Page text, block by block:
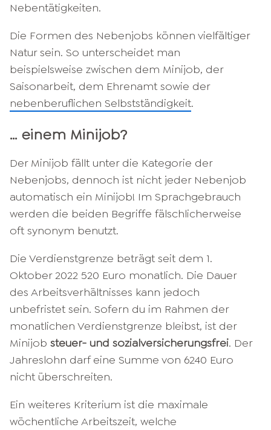
Nebentätigkeiten.
Die Formen des Nebenjobs können vielfältiger
Natur sein. So unterscheidet man
beispielsweise zwischen dem Minijob, der
Saisonarbeit, dem Ehrenamt sowie der
nebenberuflichen Selbstständigkeit.
… einem Minijob?
Der Minijob fällt unter die Kategorie der
Nebenjobs, dennoch ist nicht jeder Nebenjob
automatisch ein Minijob! Im Sprachgebrauch
werden die beiden Begriffe fälschlicherweise
oft synonym benutzt.
Die Verdienstgrenze beträgt seit dem 1.
Oktober 2022 520 Euro monatlich. Die Dauer
des Arbeitsverhältnisses kann jedoch
unbefristet sein. Sofern du im Rahmen der
monatlichen Verdienstgrenze bleibst, ist der
Minijob steuer- und sozialversicherungsfrei. Der
Jahreslohn darf eine Summe von 6240 Euro
nicht überschreiten.
Ein weiteres Kriterium ist die maximale
wöchentliche Arbeitszeit, welche